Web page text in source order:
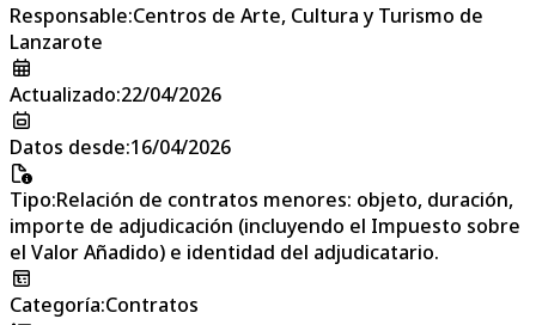
Responsable:Centros de Arte, Cultura y Turismo de
Lanzarote
Actualizado:22/04/2026
Datos desde:16/04/2026
Tipo:Relación de contratos menores: objeto, duración,
importe de adjudicación (incluyendo el Impuesto sobre
el Valor Añadido) e identidad del adjudicatario.
Categoría:Contratos